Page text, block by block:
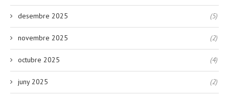
desembre 2025 (5)
novembre 2025 (2)
octubre 2025 (4)
juny 2025 (2)